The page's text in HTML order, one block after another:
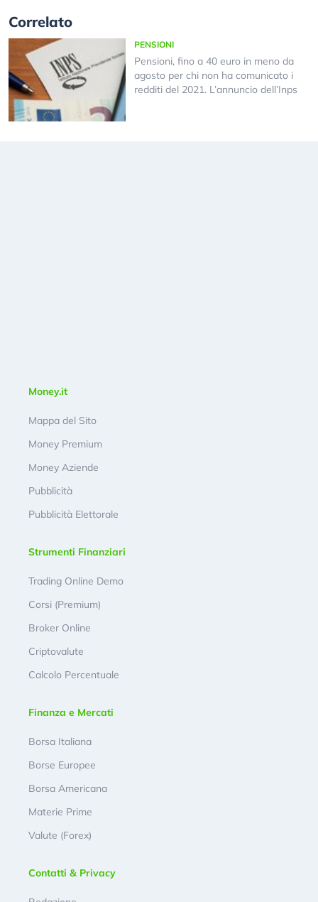
Correlato
PENSIONI
Pensioni, fino a 40 euro in meno da
agosto per chi non ha comunicato i
redditi del 2021. L’annuncio dell’Inps
Money.it
Mappa del Sito
Money Premium
Money Aziende
Pubblicità
Pubblicità Elettorale
Strumenti Finanziari
Trading Online Demo
Corsi (Premium)
Broker Online
Criptovalute
Calcolo Percentuale
Finanza e Mercati
Borsa Italiana
Borse Europee
Borsa Americana
Materie Prime
Valute (Forex)
Contatti & Privacy